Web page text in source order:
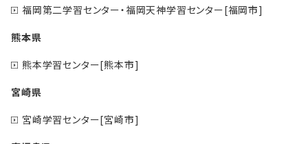
福岡第二学習センター・福岡天神学習センター[福岡市]
熊本県
熊本学習センター[熊本市]
宮崎県
宮崎学習センター[宮崎市]